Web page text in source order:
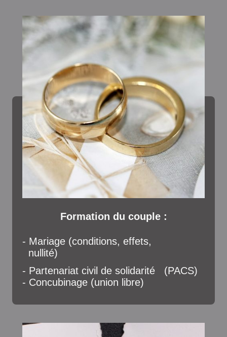
Formation du couple :
- Mariage (conditions, effets,
nullité)
- Partenariat civil de solidarité (PACS)
- Concubinage (union libre)